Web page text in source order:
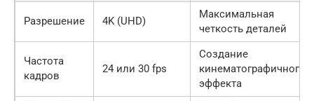
Разрешение 4K (UHD)
Максимальная
четкость деталей
Частота
кадров
24 или 30 fps
Создание
кинематографичного
эффекта